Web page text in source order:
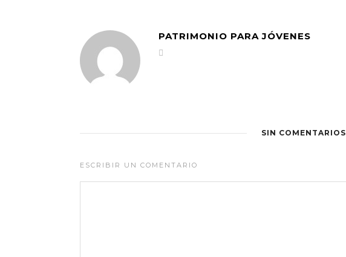
PATRIMONIO PARA JÓVENES
SIN COMENTARIOS
ESCRIBIR UN COMENTARIO